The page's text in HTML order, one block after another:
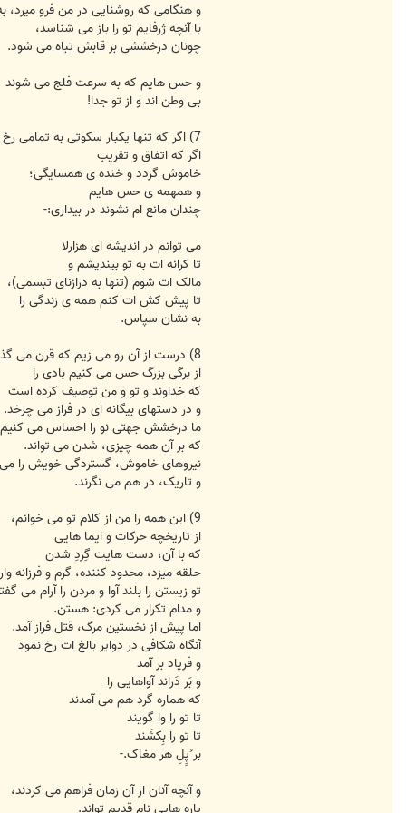
و هنگامی که روشنایی در من فرو میرد،
با آنچه ژرفایم تو را باز می شناسد،
چونان درخششی بر قابش تباه می شود.
و حس هایم که به سرعت فلج می شوند
بی وطن اند و از تو جدا!
7) اگر که تنها یکبار سکوتی به تمامی رخ نماید.
اگر که اتفاق و تقریب
خاموش گردد و خنده ی همسایگی؛
و همهمه ی حس هایم
چندان مانع ام نشوند در بیداری:-
می توانم در اندیشه ای هزارلا
تا کرانه ات به تو بیندیشم و
مالک ات شوم (تنها به درازنای تبسمی)،
تا پیش کش ات کنم همه ی زندگی را
به نشان سپاس.
8) درست از آن رو می زیم که قرن می گذرد.
از برگی بزرگ حس می کنیم بادی را
که خداوند و تو و من توصیف کرده است
و در دستهای بیگانه ای در فراز می چرخد.
ما درخشش جهتی نو را احساس می کنیم
که بر آن همه چیزی، شدن می تواند.
نیروهای خاموش، گستردگی خویش را می
و تاریک، در هم می نگرند.
9) این همه را من از کلام تو می خوانم،
از تاریخچه حرکات و ایما هایی
که با آن، دست هایت گِردِ شدن
حلقه میزد، محدود کننده، گرم و فرزانه
تو زیستن را بلند آوا و مردن را آرام می
و مدام تکرار می کردی: هستن.
اما پیش از نخستین مرگ، قتل فراز آمد.
آنگاه شکافی در دوایر بالغ ات رخ نمود
و فریاد بر آمد
و بَر دَراند آواهایی را
که هماره گرد هم می آمدند
تا تو را وا گویند
تا تو را بِکشَند
بر ُپِِلِ هر مغاک.-
و آنچه آنان از آن زمان فراهم می کردند،